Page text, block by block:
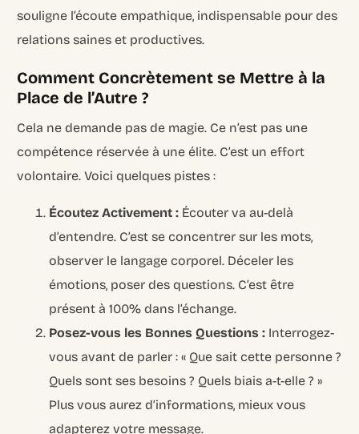
souligne l’écoute empathique, indispensable pour des
relations saines et productives.
Comment Concrètement se Mettre à la
Place de l’Autre ?
Cela ne demande pas de magie. Ce n’est pas une
compétence réservée à une élite. C’est un effort
volontaire. Voici quelques pistes :
Écoutez Activement : Écouter va au-delà
d’entendre. C’est se concentrer sur les mots,
observer le langage corporel. Déceler les
émotions, poser des questions. C’est être
présent à 100% dans l’échange.
Posez-vous les Bonnes Questions : Interrogez-
vous avant de parler : « Que sait cette personne ?
Quels sont ses besoins ? Quels biais a-t-elle ? »
Plus vous aurez d’informations, mieux vous
adapterez votre message.